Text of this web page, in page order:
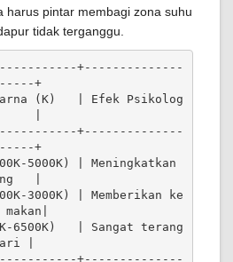
harus pintar membagi zona suhu
tidak terganggu.
+--------------
+
(K)   | Efek Psikolog
|
+--------------
+
5000K) | Meningkatkan
|
3000K) | Memberikan ke
6500K)   | Sangat terang
|
+--------------